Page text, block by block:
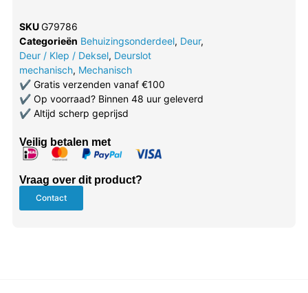
SKUG79786
Categorieën Behuizingsonderdeel, Deur,
Deur / Klep / Deksel, Deurslot
mechanisch, Mechanisch
✔Gratis verzenden vanaf €100
✔Op voorraad? Binnen 48 uur geleverd
✔Altijd scherp geprijsd
Veilig betalen met
Vraag over dit product?
Contact